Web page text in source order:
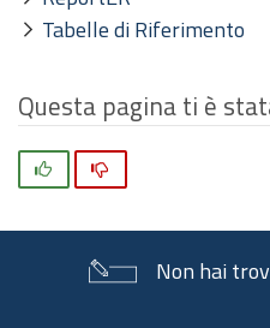
Tabelle di Riferimento
Questa pagina ti è
Non hai